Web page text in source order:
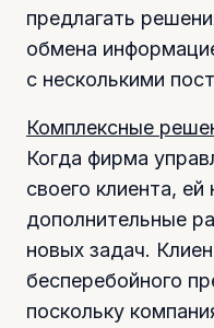
предлагать
обмена
с несколькими
Комплексные
Когда фирма
своего клиента,
дополнительные
новых задач.
бесперебойного
поскольку